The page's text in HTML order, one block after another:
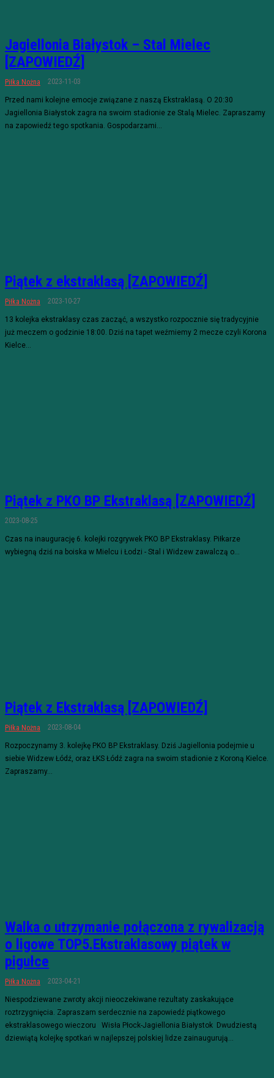
Jagiellonia Białystok – Stal Mielec
[ZAPOWIEDŹ]
Piłka Nożna 2023-11-03
Przed nami kolejne emocje związane z naszą Ekstraklasą. O 20:30
Jagiellonia Białystok zagra na swoim stadionie ze Stalą Mielec. Zapraszamy
na zapowiedź tego spotkania. Gospodarzami...
Piątek z ekstraklasą [ZAPOWIEDŹ]
Piłka Nożna 2023-10-27
13 kolejka ekstraklasy czas zacząć, a wszystko rozpocznie się tradycyjnie
już meczem o godzinie 18:00. Dziś na tapet weźmiemy 2 mecze czyli Korona
Kielce...
Piątek z PKO BP Ekstraklasą [ZAPOWIEDŹ]
2023-08-25
Czas na inaugurację 6. kolejki rozgrywek PKO BP Ekstraklasy. Piłkarze
wybiegną dziś na boiska w Mielcu i Łodzi - Stal i Widzew zawalczą o...
Piątek z Ekstraklasą [ZAPOWIEDŹ]
Piłka Nożna 2023-08-04
Rozpoczynamy 3. kolejkę PKO BP Ekstraklasy. Dziś Jagiellonia podejmie u
siebie Widzew Łódź, oraz ŁKS Łódź zagra na swoim stadionie z Koroną Kielce.
Zapraszamy...
Walka o utrzymanie połączona z rywalizacją
o ligowe TOP5.Ekstraklasowy piątek w
pigułce
Piłka Nożna 2023-04-21
Niespodziewane zwroty akcji nieoczekiwane rezultaty zaskakujące
roztrzygnięcia. Zapraszam serdecznie na zapowiedź piątkowego
ekstraklasowego wieczoru Wisła Płock-Jagiellonia Białystok Dwudziestą
dziewiątą kolejkę spotkań w najlepszej polskiej lidze zainaugurują...